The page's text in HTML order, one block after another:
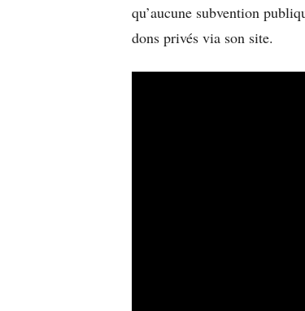
qu’aucune subvention
dons privés via son site.